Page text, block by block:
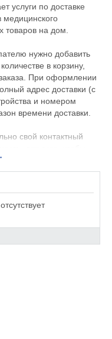
услуги по доставке
медицинского
товаров на дом.
нужно добавить
в корзину,
При оформлении
адрес доставки (с
и номером
времени доставки.
свой контактный
покупателем для
может сам оставить
поле при оформлении.
как
и
в системе дает такие
заказа и